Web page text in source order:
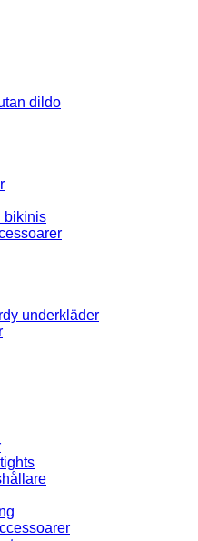
dildo
bikinis
underkläder